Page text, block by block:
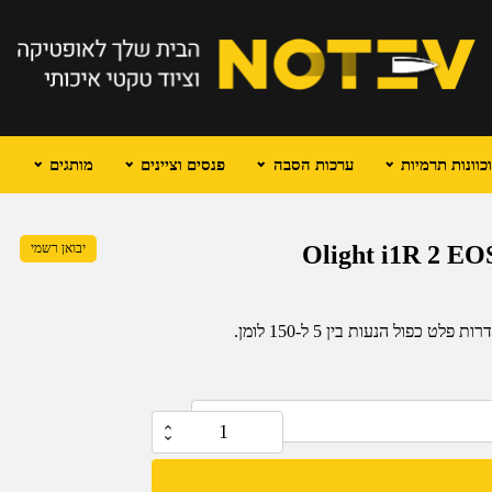
תרמיות ערכות הסבה פנסים וציינים מותגים
של
יבואן רשמי